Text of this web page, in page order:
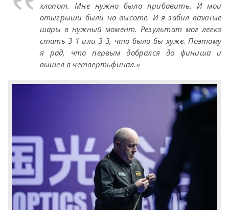
хлопот. Мне нужно было прибавить. И мои
отыгрыши были на высоте. И я забил важные
шары в нужный момент. Результат мог легко
стать 3-1 или 3-3, что было бы хуже. Поэтому
я рад, что первым добрался до финиша и
вышел в четвертьфинал.»